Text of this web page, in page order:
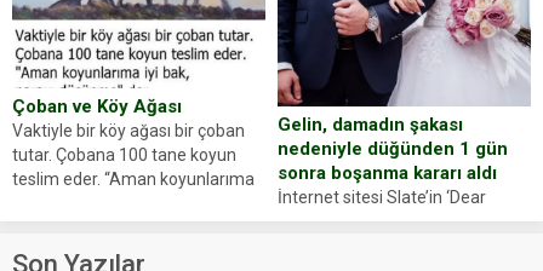
sosyal medya hesabında “Usta
Oyuncumuz ve çok değerli
dostumuz...
Yüzünde ve ellerinde yanıklar
oluşan Demir, kâbus dolu anları
anlattı… Merkeze bağlı...
Çoban ve Köy Ağası
Vaktiyle bir köy ağası bir çoban
tutar. Çobana 100 tane koyun
teslim eder. “Aman koyunlarıma
Çoban koyunları alır gider. Aylar...
Gelin, damadın şakası
nedeniyle düğünden 1 gün
sonra boşanma kararı aldı
İnternet sitesi Slate’in ‘Dear
Prudence’ isimli tavsiye köşesine
Son Yazılar